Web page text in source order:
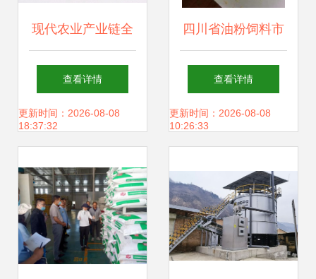
现代农业产业链全
景 从农田到餐桌的
多元化发展
查看详情
更新时间：2026-08-08
18:37:32
四川省油粉饲料市
场概况及其在畜牧
渔业饲料销售中的
查看详情
更新时间：2026-08-08
10:26:33